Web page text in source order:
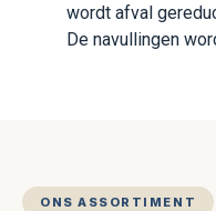
wordt afval
De navullingen
ONS ASSORTIMENT